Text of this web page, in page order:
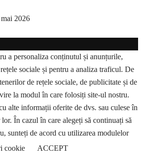
mai 2026
a personaliza conținutul și anunțurile,
sociale și pentru a analiza traficul. De
de rețele sociale, de publicitate și de
la modul în care folosiți site-ul nostru.
alte informații oferite de dvs. sau culese în
În cazul în care alegeți să continuați să
sunteți de acord cu utilizarea modulelor
cookie ACCEPT